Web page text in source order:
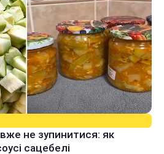
не зупинитися: як
сацебелі